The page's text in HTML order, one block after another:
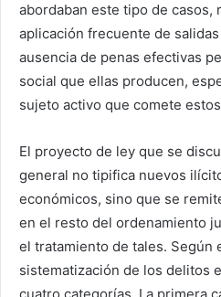
abordaban este tipo de casos,
aplicación frecuente de
ausencia de penas efectivas
social que ellas producen,
sujeto activo que comete
El proyecto de ley que se
general no tipifica nuevos
económicos, sino que se
en el resto del ordenamiento
el tratamiento de tales. Según
sistematización de los delitos